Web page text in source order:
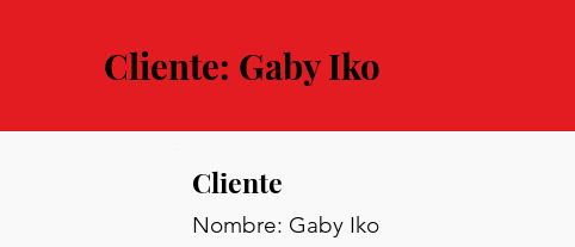
Cliente: Gaby Iko
Cliente
Nombre: Gaby Iko